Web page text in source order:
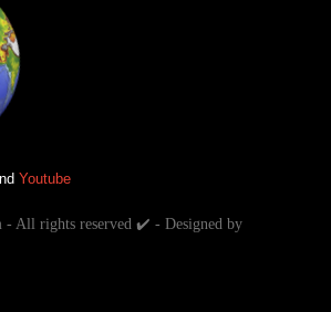
Youtube
- All rights reserved ✔️ - Designed by